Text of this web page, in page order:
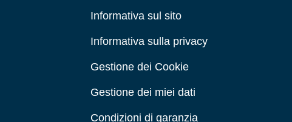
Informativa sul sito
Informativa sulla privacy
Gestione dei Cookie
Gestione dei miei dati
Condizioni di garanzia